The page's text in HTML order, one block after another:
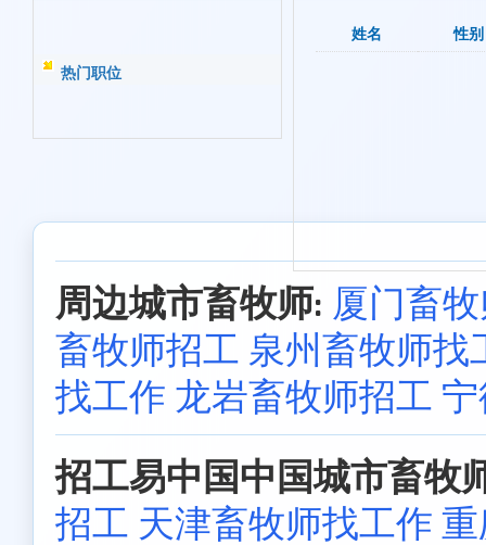
热门职位
姓名 性别
周边城市畜牧师: 厦门畜
畜牧师招工 泉州畜牧师找
找工作 龙岩畜牧师招工
招工易中国中国城市畜牧
招工 天津畜牧师找工作